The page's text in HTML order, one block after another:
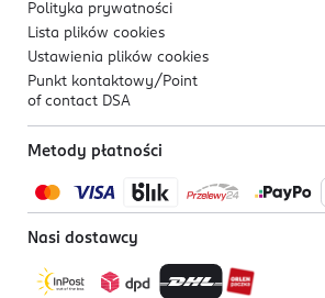
Polityka prywatności
Lista plików cookies
Ustawienia plików cookies
Punkt kontaktowy/ Point
of contact DSA
Metody płatności
Nasi dostawcy